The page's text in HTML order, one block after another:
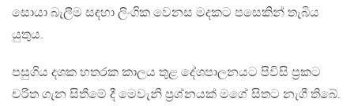
සොයා බැලීම සඳහා ලිංගික වෙනස මදකට පසෙකින් තැබිය
යුතුය.
පසුගිය දශක හතරක කාලය තුළ දේශපාලනයට පිවිසි ප‍්‍රකට
චරිත ගැන සිතීමේ දී මෙවැනි ප‍්‍රශ්නයක් මගේ සිතට නැගී තිබේ.